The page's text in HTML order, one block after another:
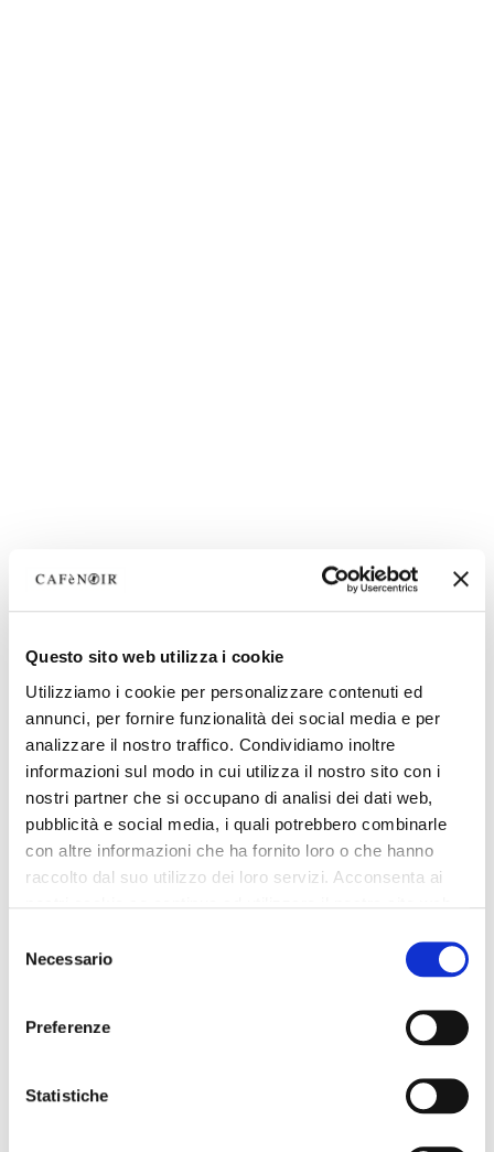
Questo sito web utilizza i cookie
Utilizziamo i cookie per personalizzare contenuti ed
annunci, per fornire funzionalità dei social media e per
analizzare il nostro traffico. Condividiamo inoltre
informazioni sul modo in cui utilizza il nostro sito con i
nostri partner che si occupano di analisi dei dati web,
pubblicità e social media, i quali potrebbero combinarle
con altre informazioni che ha fornito loro o che hanno
raccolto dal suo utilizzo dei loro servizi. Acconsenta ai
delNecessario
Preferenze
Statistiche